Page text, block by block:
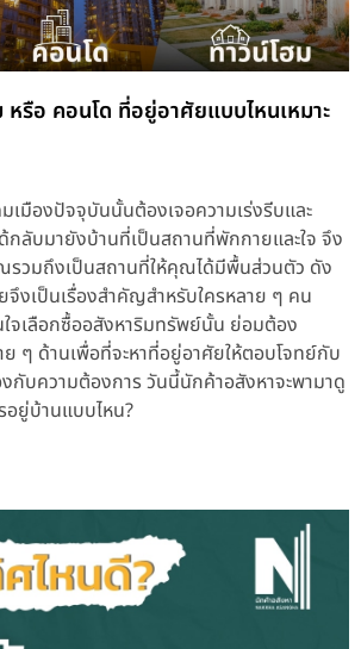
หรือ คอนโด ที่อยู่อาศัยแบบไหนเหมาะ
เมืองปัจจุบันนั้นต้องเจอความเร่งรีบและ
กลับมายังบ้านที่เป็นสถานที่พักกายและใจ จึง
รวมถึงเป็นสถานที่ให้คุณได้มีพื้นส่วนตัว ดัง
งเป็นเรื่องสำคัญสำหรับใครหลาย ๆ คน
เลือกซื้ออสังหาริมทรัพย์นั้น ย่อมต้อง
ๆ ด้านเพื่อที่จะหาที่อยู่อาศัยให้ตอบโจทย์กับ
กับความต้องการ วันนี้นักค้าอสังหาจะพามาดู
อยู่บ้านแบบไหน?